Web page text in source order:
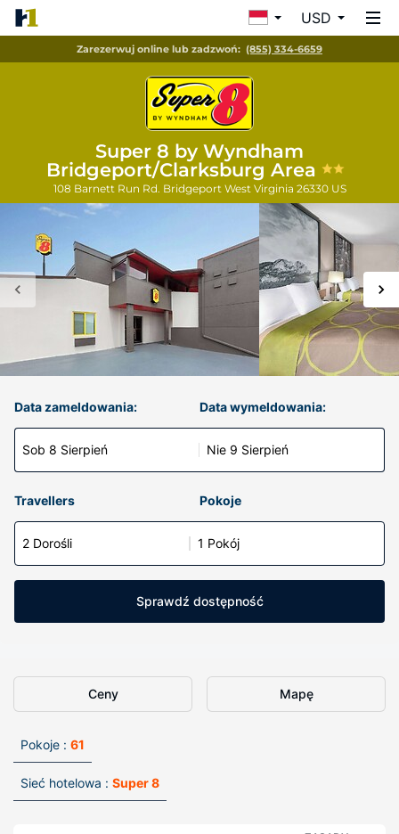
USD
Zarezerwuj online lub zadzwoń: (855) 334-6659
Super 8 by Wyndham
Bridgeport/Clarksburg Area
108 Barnett Run Rd. Bridgeport West Virginia 26330 US
Data zameldowania:
Sob 8 Sierpień
Data wymeldowania:
Nie 9 Sierpień
Travellers Pokoje
2 Dorośli 1 Pokój
Sprawdź dostępność
Ceny Mapę
Pokoje : 61
Sieć hotelowa : Super 8